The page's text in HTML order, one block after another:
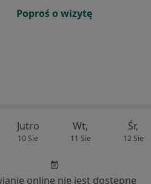
Poproś o wizytę
Jutro
10 Sie
Wt,
11 Sie
Śr,
12 Sie
online nie jest dostępne